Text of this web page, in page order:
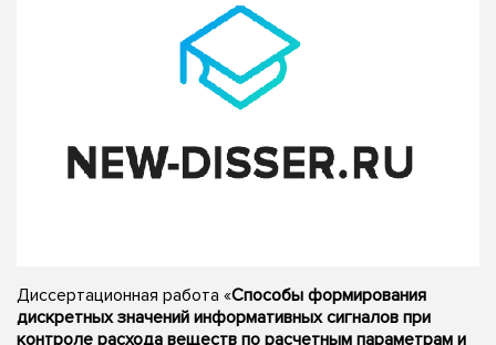
Диссертационная работа «Способы формирования
дискретных значений информативных сигналов при
контроле расхода веществ по расчетным параметрам и